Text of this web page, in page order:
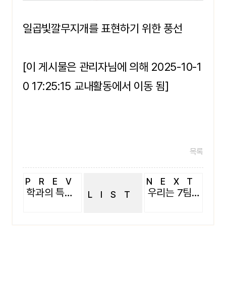
일곱빛깔무지개를 표현하기 위한 풍선
[이 게시물은 관리자님에 의해 2025-10-1
0 17:25:15 교내활동에서 이동 됨]
목록
PREV
학과의 특징을 살린멋진분장과 가위쇼 퍼포먼스가 함께한 입장 LIST
NEXT
우리는 7팀입니다~~~